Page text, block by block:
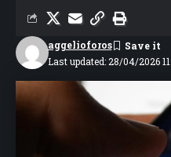
Last updated: 28/04/2026
aggelioforos